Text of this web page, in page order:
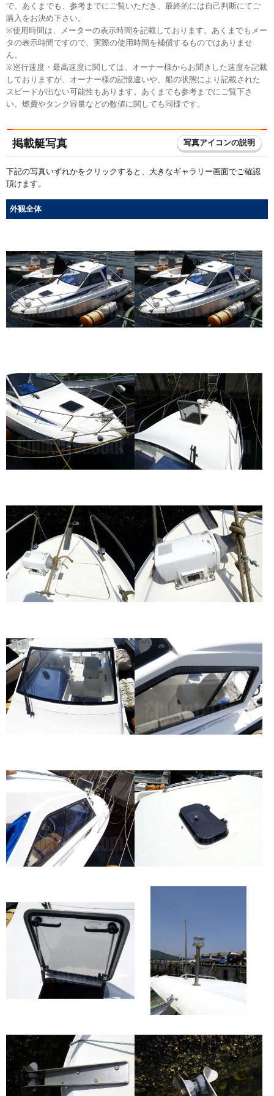
で、あくまでも、参考までにご覧いただき、最終的には自己判断にてご
購入をお決め下さい。
※使用時間は、メーターの表示時間を記載しております。あくまでもメー
タの表示時間ですので、実際の使用時間を補償するものではありませ
ん。
※巡行速度・最高速度に関しては、オーナー様からお聞きした速度を記載
しておりますが、オーナー様の記憶違いや、船の状態により記載された
スピードが出ない可能性もあります。あくまでも参考までにご覧下さ
い。燃費やタンク容量などの数値に関しても同様です。
掲載艇写真 写真アイコンの説明
下記の写真いずれかをクリックすると、大きなギャラリー画面でご確認
頂けます。
外観全体